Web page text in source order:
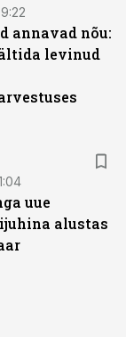
annavad nõu:
levinud
uue
alustas